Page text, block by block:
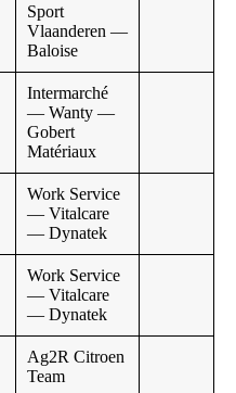
Sport
Vlaanderen —
Baloise
Intermarché
— Wanty —
Gobert
Matériaux
Work Service
— Vitalcare
— Dynatek
Work Service
— Vitalcare
— Dynatek
Ag2R Citroen
Team